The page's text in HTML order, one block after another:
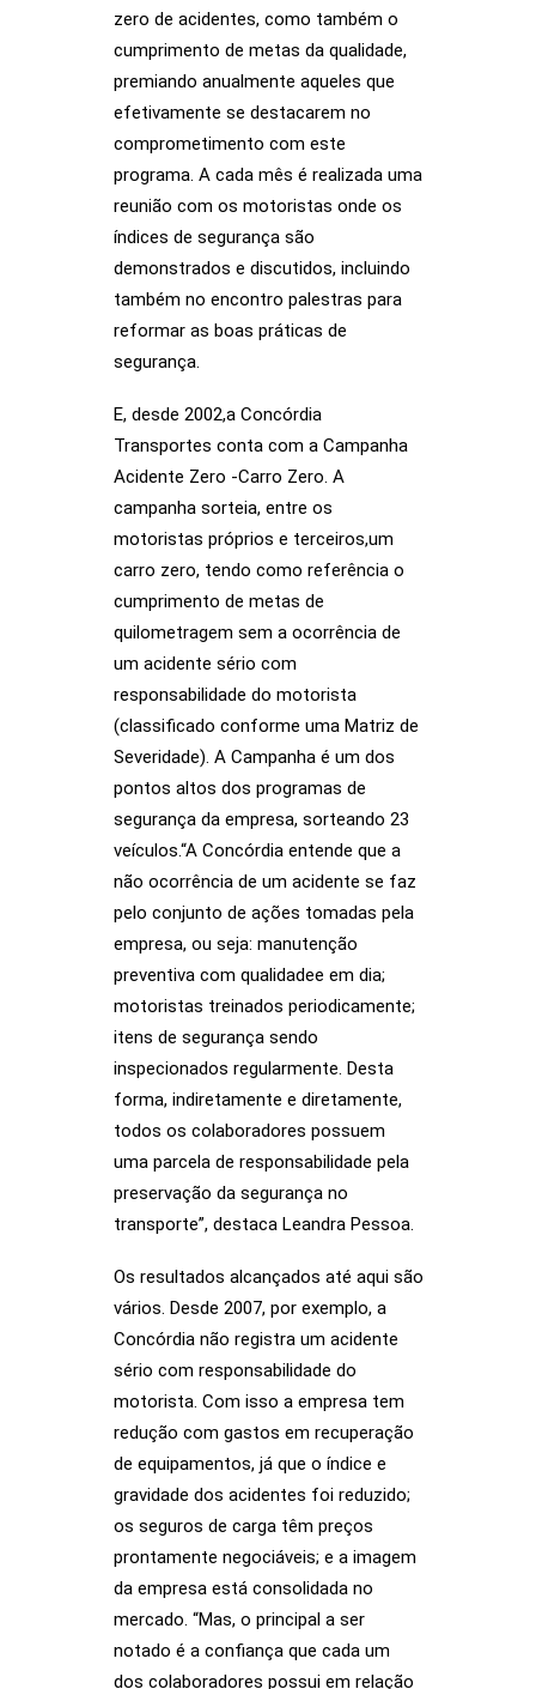
zero de acidentes, como também o
cumprimento de metas da qualidade,
premiando anualmente aqueles que
efetivamente se destacarem no
comprometimento com este
programa. A cada mês é realizada uma
reunião com os motoristas onde os
índices de segurança são
demonstrados e discutidos, incluindo
também no encontro palestras para
reformar as boas práticas de
segurança.
E, desde 2002,a Concórdia
Transportes conta com a Campanha
Acidente Zero -Carro Zero. A
campanha sorteia, entre os
motoristas próprios e terceiros,um
carro zero, tendo como referência o
cumprimento de metas de
quilometragem sem a ocorrência de
um acidente sério com
responsabilidade do motorista
(classificado conforme uma Matriz de
Severidade). A Campanha é um dos
pontos altos dos programas de
segurança da empresa, sorteando 23
veículos.“A Concórdia entende que a
não ocorrência de um acidente se faz
pelo conjunto de ações tomadas pela
empresa, ou seja: manutenção
preventiva com qualidadee em dia;
motoristas treinados periodicamente;
itens de segurança sendo
inspecionados regularmente. Desta
forma, indiretamente e diretamente,
todos os colaboradores possuem
uma parcela de responsabilidade pela
preservação da segurança no
transporte”, destaca Leandra Pessoa.
Os resultados alcançados até aqui são
vários. Desde 2007, por exemplo, a
Concórdia não registra um acidente
sério com responsabilidade do
motorista. Com isso a empresa tem
redução com gastos em recuperação
de equipamentos, já que o índice e
gravidade dos acidentes foi reduzido;
os seguros de carga têm preços
prontamente negociáveis; e a imagem
da empresa está consolidada no
mercado. “Mas, o principal a ser
notado é a confiança que cada um
dos colaboradores possui em relação